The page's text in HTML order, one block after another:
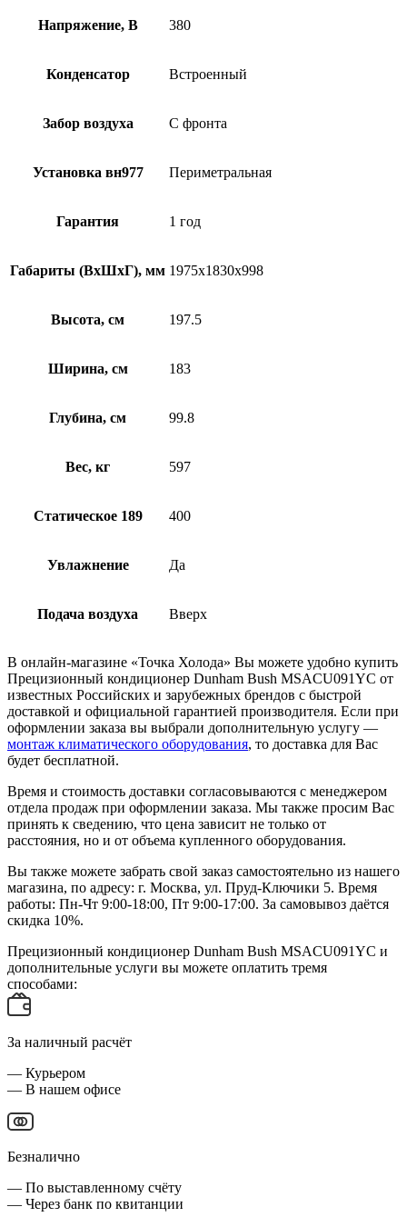
Напряжение, В 380
Конденсатор Встроенный
Забор воздуха С фронта
Установка вн977 Периметральная
Гарантия 1 год
Габариты (ВхШхГ), мм 1975х1830х998
Высота, см 197.5
Ширина, см 183
Глубина, см 99.8
Вес, кг 597
Статическое 189 400
Увлажнение Да
Подача воздуха Вверх
В онлайн-магазине «Точка Холода» Вы можете удобно купить
Прецизионный кондиционер Dunham Bush MSACU091YC от
известных Российских и зарубежных брендов с быстрой
доставкой и официальной гарантией производителя. Если при
оформлении заказа вы выбрали дополнительную услугу —
монтаж климатического оборудования, то доставка для Вас
будет бесплатной.
Время и стоимость доставки согласовываются с менеджером
отдела продаж при оформлении заказа. Мы также просим Вас
принять к сведению, что цена зависит не только от
расстояния, но и от объема купленного оборудования.
Вы также можете забрать свой заказ самостоятельно из нашего
магазина, по адресу: г. Москва, ул. Пруд-Ключики 5. Время
работы: Пн-Чт 9:00-18:00, Пт 9:00-17:00. За самовывоз даётся
скидка 10%.
Прецизионный кондиционер Dunham Bush MSACU091YC и
дополнительные услуги вы можете оплатить тремя
способами:
За наличный расчёт
— Курьером
— В нашем офисе
Безналично
— По выставленному счёту
— Через банк по квитанции